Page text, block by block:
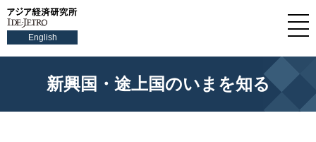
English
新興国・途上国のいまを知る